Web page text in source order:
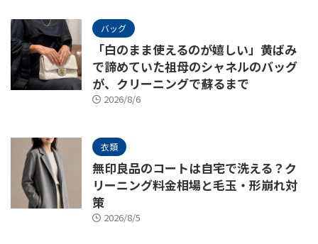
バッグ
「白のまま使えるのが嬉しい」黄ばみ
で諦めていた祖母のシャネルのバッグ
が、クリーニングで蘇るまで
2026/8/6
衣類
無印良品のコートは自宅で洗える？ク
リーニング料金相場と毛玉・形崩れ対
策
2026/8/5